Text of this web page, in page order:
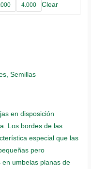
4.000 Clear
,Semillas
en disposición
Los bordes de las
especial que las
pero
umbelas planas de